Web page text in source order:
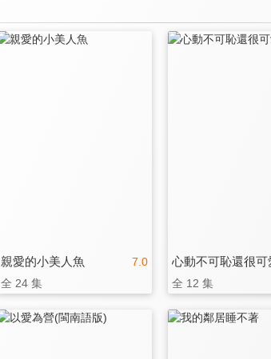
7.0
親愛的小美人魚
全 24 集
心動不可恥還很可
全 12 集